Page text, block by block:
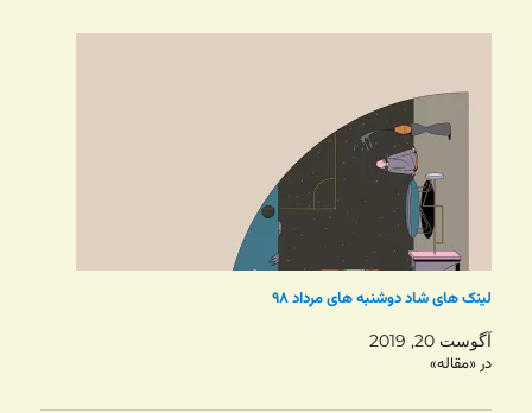
لینک های شاد دوشنبه های مرداد ۹۸
آگوست 20, 2019
در «مقاله»